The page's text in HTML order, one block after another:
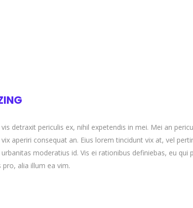
detraxit periculis ex, nihil expetendis in mei. Mei an
aperiri consequat an. Eius lorem tincidunt vix at, vel
moderatius id. Vis ei rationibus definiebas, eu qui
alia illum ea vim.